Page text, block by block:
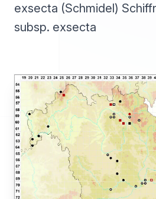
exsecta (Schmidel)
subsp. exsecta